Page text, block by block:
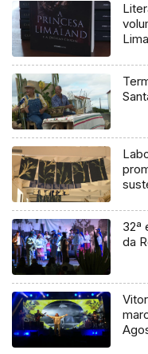
32ª
da